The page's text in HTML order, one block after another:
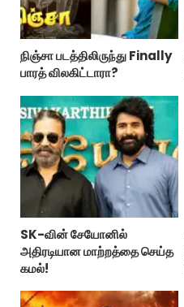
நிஞ்சா படத்திலிருந்து Finally
பாரத் விலகிட்டாரா?
SK-வின் சேயோனில்
அதிரடியான மாற்றத்தை செய்த
கமல்!